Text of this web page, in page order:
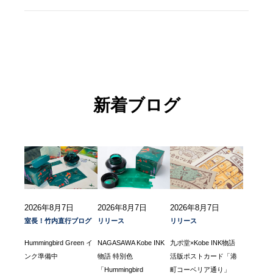
新着ブログ
2026年8月7日
室長！竹内直行ブログ
Hummingbird Green イ
ンク準備中
2026年8月7日
リリース
NAGASAWA Kobe INK
物語 特別色
「Hummingbird
2026年8月7日
リリース
九ポ堂×Kobe INK物語
活版ポストカード「港
町コーベリア通り」